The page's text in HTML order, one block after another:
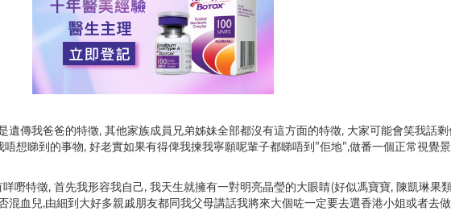
遺傳我爸爸的特徵, 其他家族成員兄弟姊妹全部都沒有這方面的特徵, 大家可能會笑我話
想睇到的事物, 好老實如果有得俾我揀我寧願呢輩子都睇唔到”佢地”,做番一個正常視覺
嘢特徵, 首先我形容我自己, 我天生就擁有一對明亮晶瑩的大眼睛(好似馮寶寶, 陳凱琳果
混血兒,由細到大好多親戚朋友都同我父母講話我將來大個咗一定要去選香港小姐或者去